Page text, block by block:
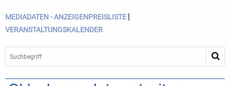
MEDIADATEN - ANZEIGENPREISLISTE |
VERANSTALTUNGSKALENDER